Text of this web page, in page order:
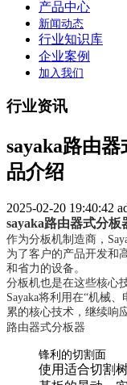
产品中心
新闻动态
行业知识库
企业案例
加入我们
行业资讯
sayaka路由
品介绍
2025-02-20 19:40:42
sayaka路由器式分
作为分板机制造商，
为了客户的产品开发和
和省力的设备。
分板机也是在这些核心
Sayaka将利用在“机械
累的核心技术，继续响
路由器式分板器
锋利的切割面
使用适合切割